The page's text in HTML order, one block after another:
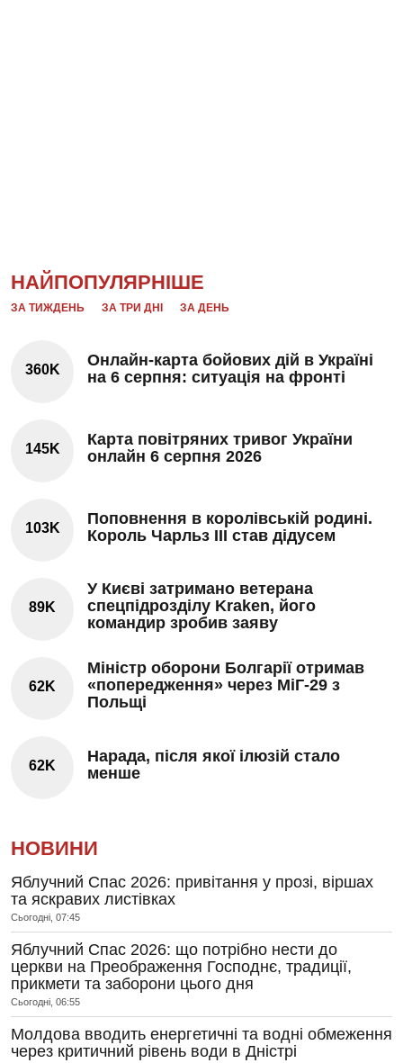
НАЙПОПУЛЯРНІШЕ
ЗА ТИЖДЕНЬ ЗА ТРИ ДНІ ЗА ДЕНЬ
360K
Онлайн-карта бойових дій в Україні
на 6 серпня: ситуація на фронті
145K
Карта повітряних тривог України
онлайн 6 серпня 2026
103K
Поповнення в королівській родині.
Король Чарльз III став дідусем
89K
У Києві затримано ветерана
спецпідрозділу Kraken, його
командир зробив заяву
62K
Міністр оборони Болгарії отримав
«попередження» через МіГ-29 з
Польщі
62K
Нарада, після якої ілюзій стало
менше
НОВИНИ
Яблучний Спас 2026: привітання у прозі, віршах
та яскравих листівках
Сьогодні, 07:45
Яблучний Спас 2026: що потрібно нести до
церкви на Преображення Господнє, традиції,
прикмети та заборони цього дня
Сьогодні, 06:55
Молдова вводить енергетичні та водні обмеження
через критичний рівень води в Дністрі